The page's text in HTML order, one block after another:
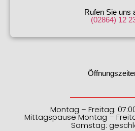
Rufen Sie uns
(02864) 12
Montag – Freitag:
Mittagspause Montag –
Samstag: